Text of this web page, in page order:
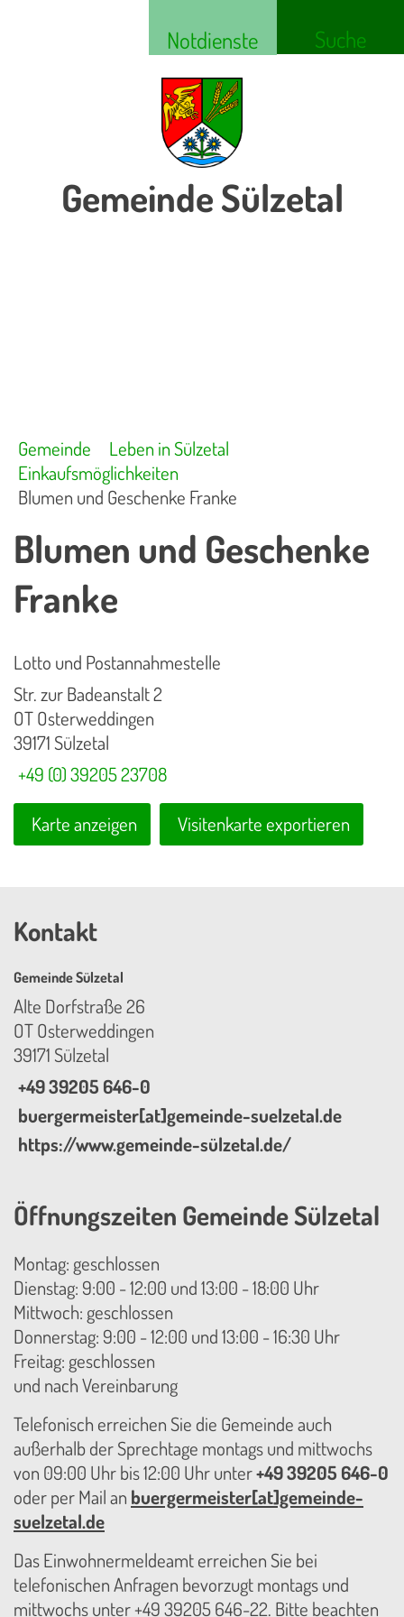
Notdienste Suche
Gemeinde Sülzetal
Gemeinde
Leben in Sülzetal
Einkaufsmöglichkeiten
Blumen und Geschenke Franke
Blumen und Geschenke
Franke
Lotto und Postannahmestelle
Str. zur Badeanstalt 2
OT Osterweddingen
39171 Sülzetal
+49 (0) 39205 23708
Karte anzeigen Visitenkarte exportieren
Kontakt
Gemeinde Sülzetal
Alte Dorfstraße 26
OT Osterweddingen
39171 Sülzetal
+49 39205 646-0
buergermeister[at]gemeinde-suelzetal.de
https://www.gemeinde-sülzetal.de/
Öffnungszeiten Gemeinde Sülzetal
Montag: geschlossen
Dienstag: 9:00 - 12:00 und 13:00 - 18:00 Uhr
Mittwoch: geschlossen
Donnerstag: 9:00 - 12:00 und 13:00 - 16:30 Uhr
Freitag: geschlossen
und nach Vereinbarung
Telefonisch erreichen Sie die Gemeinde auch
außerhalb der Sprechtage montags und mittwochs
von 09:00 Uhr bis 12:00 Uhr unter+49 39205 646-0
oder per Mail an buergermeister[at]gemeinde-
suelzetal.de
Das Einwohnermeldeamt erreichen Sie bei
telefonischen Anfragen bevorzugt montags und
mittwochs unter +49 39205 646-22. Bitte beachten